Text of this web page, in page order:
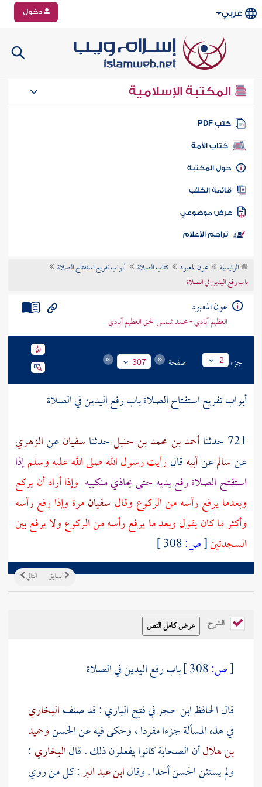
عربي دخول
المكتبة الإسلامية
كتب PDF
كتاب الأمة
المكتبة
الكتب
موضوعي
تراجم الأعلام
الرئيسية عون المعبود كتاب الصلاة
أبواب تفريع استفتاح الصلاة
باب رفع اليدين في الصلاة
عون المعبود
العظيم آبادي - محمد شمس الحق العظيم آبادي
جزء 2 صفحة 307
أبواب تفريع استفتاح الصلاة باب رفع اليدين في الصلاة
721 حدثنا
أحمد بن محمد بن حنبلحدثنا سفيانعنالزهري
عنسالمعنأبيهقالرأيت رسول الله صلى الله عليه وسلمإذا
استفتح الصلاة رفع يديه حتى يحاذي منكبيه وإذا أراد أن يركع
وبعدما يرفع رأسه من الركوع وقال سفيانمرة وإذا رفع رأسه
وأكثر ما كان يقول وبعد ما يرفع رأسه من الركوع ولا يرفع بين
السجدتين[ص:
التالي السابق
الشرح
[ص:
باب رفع اليدين في الصلاة
قالالحافظ ابن حجرفي فتح الباري : قد صنفالبخاري
في هذه المسألة جزءا مفردا ، وحكى فيه عنالحسنوحميد
بن هلالأن الصحابة كانوا يفعلون ذلك . قالالبخاري :
ولم يستثنالحسنأحدا . وقالابن عبد البر: كل من روي